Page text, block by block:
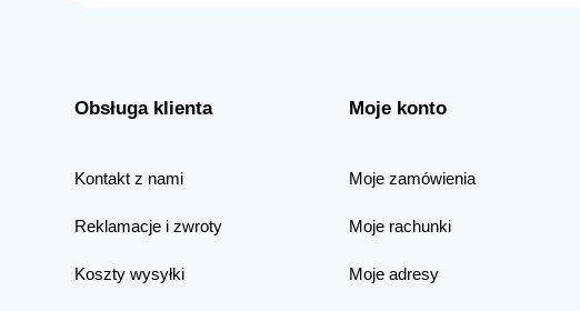
Obsługa klienta
Kontakt z nami
Reklamacje i zwroty
Koszty wysyłki
Moje konto
Moje zamówienia
Moje rachunki
Moje adresy